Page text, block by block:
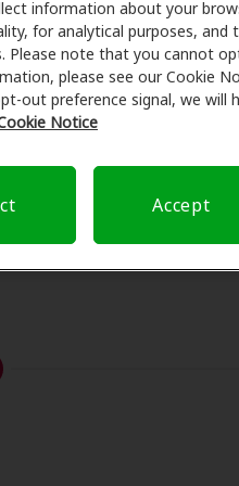
information about your
for analytical purposes, and
Please note that you cannot
please see our Cookie
out preference signal, we will
Notice
Accept
para evaluaciones,
Hearing Health
presentar una
de preocupaciones con
pago flexibles cuando
proveedor en esta